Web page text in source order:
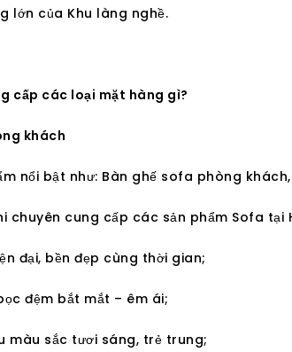
lớn của Khu làng nghề.
cấp các loại mặt hàng gì?
khách
nổi bật như: Bàn ghế sofa phòng
chuyên cung cấp các sản phẩm Sofa tại
đại, bền đẹp cùng thời gian;
đệm bắt mắt – êm ái;
màu sắc tươi sáng, trẻ trung;